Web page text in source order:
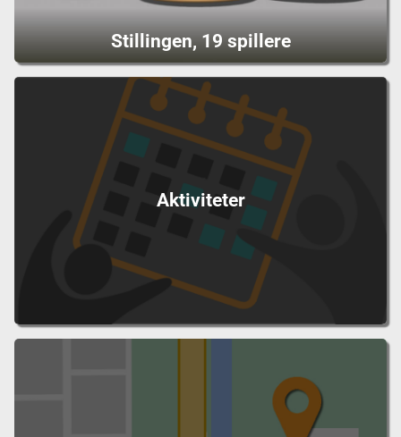
Stillingen, 19 spillere
Aktiviteter